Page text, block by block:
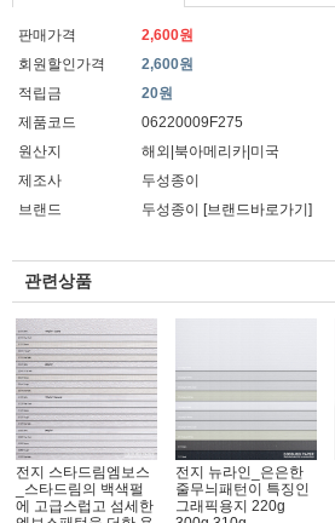
판매가격
2,600원
회원할인가격
2,600원
적립금
20원
제품코드
06220009F275
원산지
해외|북아메리카|미국
제조사
두성종이
브랜드
두성종이 [브랜드바로가기]
관련상품
전지 스타드림엠보스
_스타드림의 백색펄
에 고급스럽고 섬세한
전지 뉴라인_은은한
줄무늬패턴이 특징인
그래픽용지 220g